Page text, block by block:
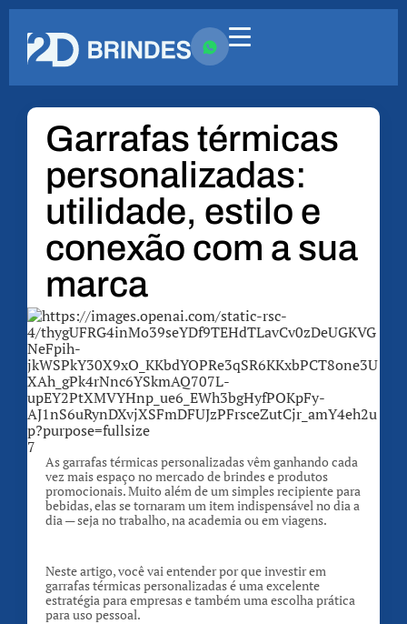
Garrafas térmicas
personalizadas:
utilidade, estilo e
conexão com a sua
marca
7
As garrafas térmicas personalizadas vêm ganhando cada
vez mais espaço no mercado de brindes e produtos
promocionais. Muito além de um simples recipiente para
bebidas, elas se tornaram um item indispensável no dia a
dia — seja no trabalho, na academia ou em viagens.
Neste artigo, você vai entender por que investir em
garrafas térmicas personalizadas é uma excelente
estratégia para empresas e também uma escolha prática
para uso pessoal.